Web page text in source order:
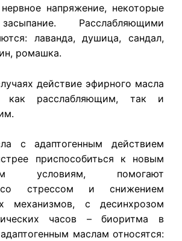
напряжение, некоторые
Расслабляющими
лаванда, душица, сандал,
ромашка.
действие эфирного масла
расслабляющим, так и
с адаптогенным действием
приспособиться к новым
условиям, помогают
со стрессом и снижением
механизмов, с десинхрозом
часов – биоритма в
маслам относятся: